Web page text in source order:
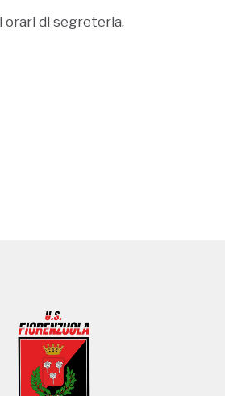
orari di segreteria.